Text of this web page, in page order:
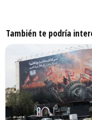
También te podría